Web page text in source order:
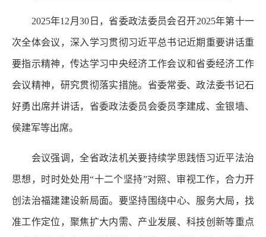
2025年12月30日，省委政法委员会召开2025年第十一
次全体会议，深入学习贯彻习近平总书记近期重要讲话重
要指示精神，传达学习中央经济工作会议和省委经济工作
会议精神，研究贯彻落实措施。省委常委、政法委书记石
好勇出席并讲话，省委政法委员会委员李建成、金银墙、
侯建军等出席。
会议强调，全省政法机关要持续学思践悟习近平法治
思想，时时处处用“十二个坚持”对照、审视工作，合力开
创法治福建建设新局面。要坚持围绕中心、服务大局，找
准工作定位，聚焦扩大内需、产业发展、科技创新等重点